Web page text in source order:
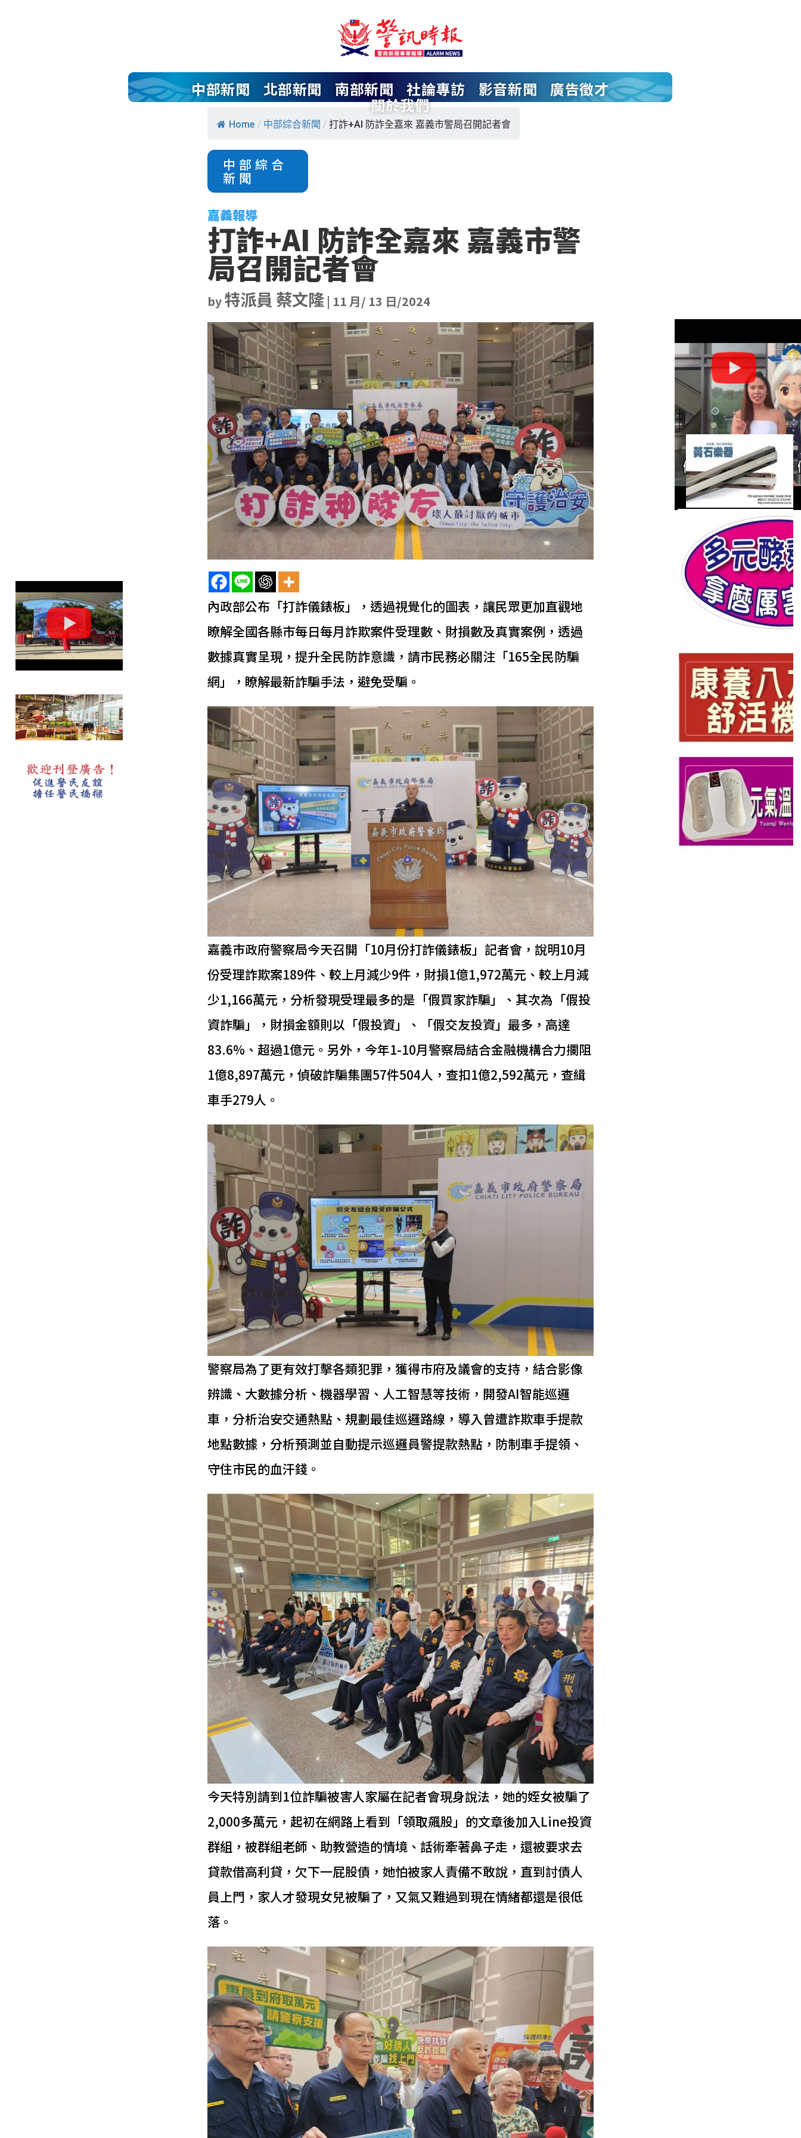
中部新聞 北部新聞 南部新聞 社論專訪 影音新聞 廣告徵才
關於我們
Home / 中部綜合新聞 / 打詐+AI 防詐全嘉來 嘉義市警局召開記者會
中部綜合
新聞
嘉義報導
打詐+AI 防詐全嘉來 嘉義市警
局召開記者會
by特派員 蔡文隆 | 11 月/ 13 日/2024
內政部公布「打詐儀錶板」，透過視覺化的圖表，讓民眾更加直觀地
瞭解全國各縣市每日每月詐欺案件受理數、財損數及真實案例，透過
數據真實呈現，提升全民防詐意識，請市民務必關注「165全民防騙
網」，瞭解最新詐騙手法，避免受騙。
嘉義市政府警察局今天召開「10月份打詐儀錶板」記者會，說明10月
份受理詐欺案189件、較上月減少9件，財損1億1,972萬元、較上月減
少1,166萬元，分析發現受理最多的是「假買家詐騙」、其次為「假投
資詐騙」，財損金額則以「假投資」、「假交友投資」最多，高達
83.6%、超過1億元。另外，今年1-10月警察局結合金融機構合力攔阻
1億8,897萬元，偵破詐騙集團57件504人，查扣1億2,592萬元，查緝
車手279人。
警察局為了更有效打擊各類犯罪，獲得市府及議會的支持，結合影像
辨識、大數據分析、機器學習、人工智慧等技術，開發AI智能巡邏
車，分析治安交通熱點、規劃最佳巡邏路線，導入曾遭詐欺車手提款
地點數據，分析預測並自動提示巡邏員警提款熱點，防制車手提領、
守住市民的血汗錢。
今天特別請到1位詐騙被害人家屬在記者會現身說法，她的姪女被騙了
2,000多萬元，起初在網路上看到「領取飆股」的文章後加入Line投資
群組，被群組老師、助教營造的情境、話術牽著鼻子走，還被要求去
貸款借高利貸，欠下一屁股債，她怕被家人責備不敢說，直到討債人
員上門，家人才發現女兒被騙了，又氣又難過到現在情緒都還是很低
落。